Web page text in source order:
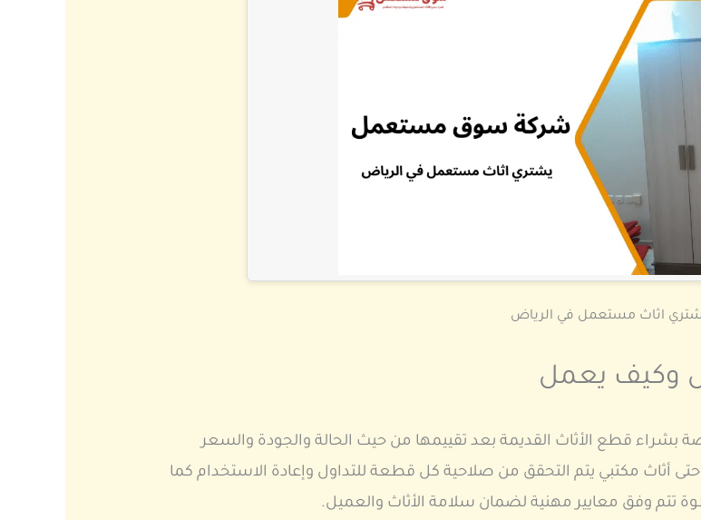
اثاث مستعمل في الرياض
وكيف يعمل
قطع الأثاث القديمة بعد تقييمها من حيث الحالة والجودة والسعر
أثاث مكتبي يتم التحقق من صلاحية كل قطعة للتداول وإعادة الاستخدام كما
وفق معايير مهنية لضمان سلامة الأثاث والعميل.